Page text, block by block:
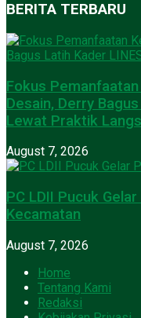
BERITA TERBARU
Fokus
Desain, Derry
Lewat Praktik
August 7, 2026
PC LDII Pucuk
Kecamatan
August 7, 2026
Home
Tentang Kami
Redaksi